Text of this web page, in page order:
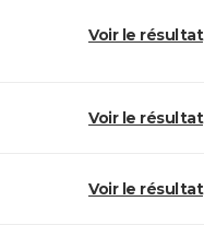
Voir le résultat
Voir le résultat
Voir le résultat